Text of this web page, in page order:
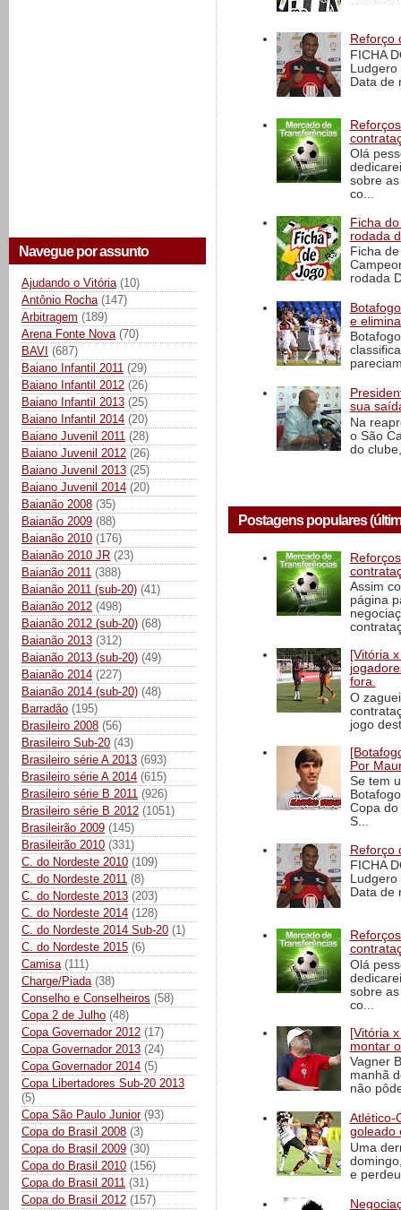
Navegue por assunto
Ajudando o Vitória (10)
Antônio Rocha (147)
Arbitragem (189)
Arena Fonte Nova (70)
BAVI (687)
Baiano Infantil 2011 (29)
Baiano Infantil 2012 (26)
Baiano Infantil 2013 (25)
Baiano Infantil 2014 (20)
Baiano Juvenil 2011 (28)
Baiano Juvenil 2012 (26)
Baiano Juvenil 2013 (25)
Baiano Juvenil 2014 (20)
Baianão 2008 (35)
Baianão 2009 (88)
Baianão 2010 (176)
Baianão 2010 JR (23)
Baianão 2011 (388)
Baianão 2011 (sub-20) (41)
Baianão 2012 (498)
Baianão 2012 (sub-20) (68)
Baianão 2013 (312)
Baianão 2013 (sub-20) (49)
Baianão 2014 (227)
Baianão 2014 (sub-20) (48)
Barradão (195)
Brasileiro 2008 (56)
Brasileiro Sub-20 (43)
Brasileiro série A 2013 (693)
Brasileiro série A 2014 (615)
Brasileiro série B 2011 (926)
Brasileiro série B 2012 (1051)
Brasileirão 2009 (145)
Brasileirão 2010 (331)
C. do Nordeste 2010 (109)
C. do Nordeste 2011 (8)
C. do Nordeste 2013 (203)
C. do Nordeste 2014 (128)
C. do Nordeste 2014 Sub-20 (1)
C. do Nordeste 2015 (6)
Camisa (111)
Charge/Piada (38)
Conselho e Conselheiros (58)
Copa 2 de Julho (48)
Copa Governador 2012 (17)
Copa Governador 2013 (24)
Copa Governador 2014 (5)
Copa Libertadores Sub-20 2013
(5)
Copa São Paulo Junior (93)
Copa do Brasil 2008 (3)
Copa do Brasil 2009 (30)
Copa do Brasil 2010 (156)
Copa do Brasil 2011 (31)
Copa do Brasil 2012 (157)
Reforço
FICHA
Data de
Olá
sobre
co...
Ficha
rodada
Ficha
rodada
e
sua
Na
o São
do
Postagens populares
Assim
página
[Vitória
fora.
O
jogo
Por
Se tem
Copa
S...
Reforço
FICHA
Data de
Olá
sobre
co...
[Vitória
montar
Vagner
manhã
não
Atlético-
goleado
Uma
e